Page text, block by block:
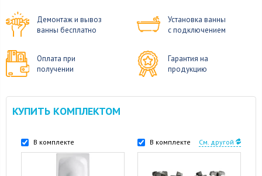
Демонтаж и вывоз
ванны бесплатно
Установка ванны
с подключением
Оплата при
получении
Гарантия на
продукцию
КУПИТЬ КОМПЛЕКТОМ
В комплекте В комплекте См. другой